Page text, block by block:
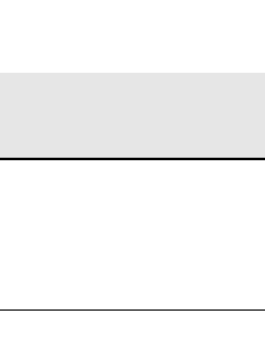
y confiabilidad.